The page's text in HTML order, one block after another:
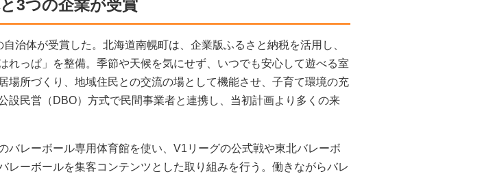
3つの企業が受賞
治体が受賞した。北海道南幌町は、企業版ふるさと納税を活用し、
れっぱ」を整備。季節や天候を気にせず、いつでも安心して遊べる室
場所づくり、地域住民との交流の場として機能させ、子育て環境の充
設民営（DBO）方式で民間事業者と連携し、当初計画より多くの来
バレーボール専用体育館を使い、V1リーグの公式戦や東北バレーボ
レーボールを集客コンテンツとした取り組みを行う。働きながらバレ